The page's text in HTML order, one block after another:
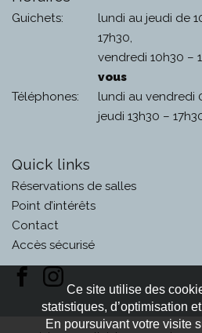
Guichets:
lundi au jeudi de
17h30,
vendredi 10h30 –
vous
Téléphones:
lundi au vendredi
jeudi 13h30 –
Quick links
Réservations de salles
Point d’intérêts
Contact
Accès sécurisé
Ce site utilise des
statistiques, d’optimisation
En poursuivant votre visite